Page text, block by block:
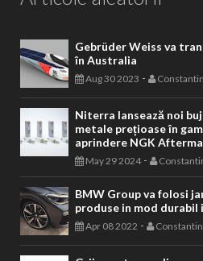
Gebrüder Weiss va
în Australia
Aug 30 2023 -
Niterra lansează noi
metale prețioase în
aprindere NGK
May 29 2024-
BMW Group va folosi
produse in mod durabil
Apr 08 2022 -